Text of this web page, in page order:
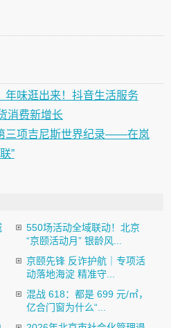
年味逛出来！抖音生活服务
消费新增长
三项吉尼斯世界纪录——在岚
”
550场活动全域联动！北京
“京颐活动月” 银龄风...
京颐先锋 反诈护航｜专项活
动落地海淀 精准守...
混战 618：都是 699 元/㎡，
亿合门窗为什么“...